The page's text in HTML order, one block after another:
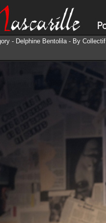
- Delphine Bentolila - By Collectif